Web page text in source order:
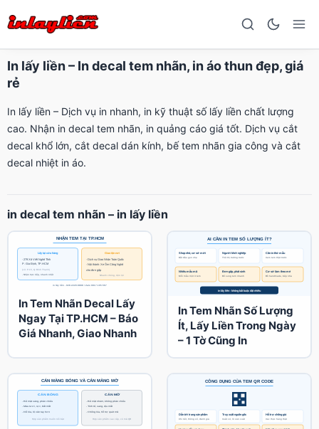
In lấy liền – In decal tem nhãn, in áo thun đẹp, giá
rẻ
In lấy liền – Dịch vụ in nhanh, in kỹ thuật số lấy liền chất lượng
cao. Nhận in decal tem nhãn, in quảng cáo giá tốt. Dịch vụ cắt
decal khổ lớn, cắt decal dán kính, bế tem nhãn gia công và cắt
decal nhiệt in áo.
in decal tem nhãn – in lấy liền
In Tem Nhãn Decal Lấy
Ngay Tại TP.HCM – Báo
Giá Nhanh, Giao Nhanh
In Tem Nhãn Số Lượng
Ít, Lấy Liền Trong Ngày
– 1 Tờ Cũng In